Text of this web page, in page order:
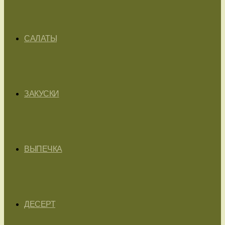
САЛАТЫ
ЗАКУСКИ
ВЫПЕЧКА
ДЕСЕРТ